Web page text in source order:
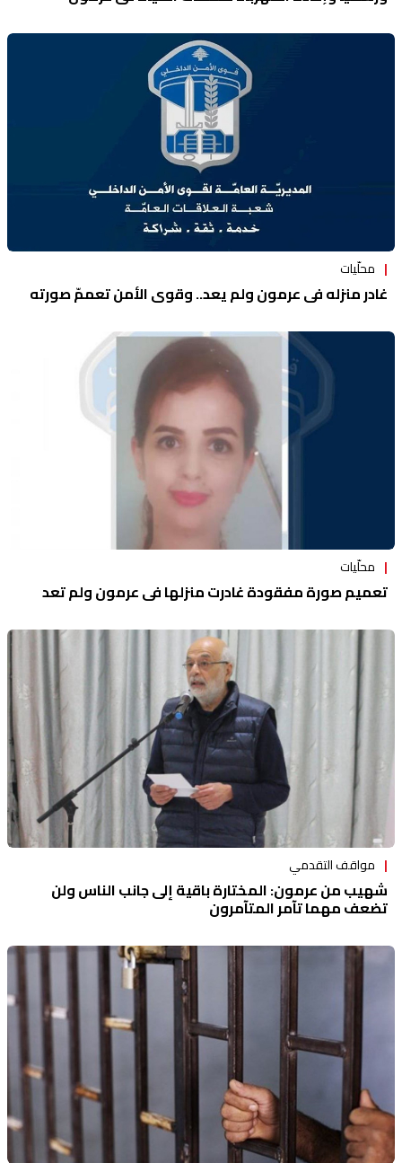
محلّيات
غادر منزله في عرمون ولم يعد.. وقوى الأمن تعممّ صورته
محلّيات
تعميم صورة مفقودة غادرت منزلها في عرمون ولم تعد
مواقف التقدمي
شهيب من عرمون: المختارة باقية إلى جانب الناس ولن
تضعف مهما تآمر المتآمرون